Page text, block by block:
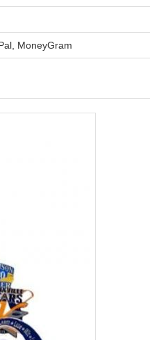
MoneyGram